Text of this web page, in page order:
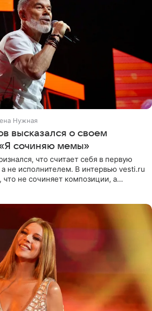
Нужная
высказался о своем
сочиняю мемы»
что считает себя в первую
не исполнителем. В интервью vesti.ru
что не сочиняет композиции, а